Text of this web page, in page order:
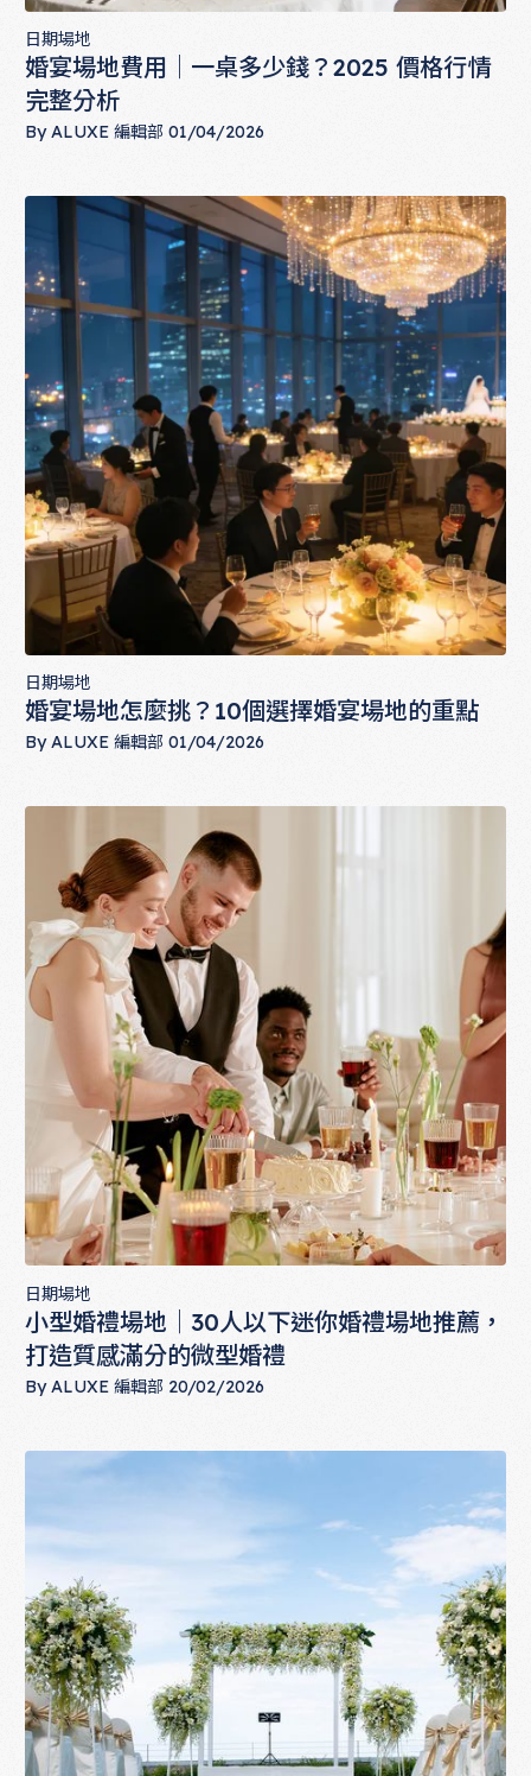
日期場地
婚宴場地費用｜一桌多少錢？2025 價格行情
完整分析
ByALUXE 編輯部01/04/2026
日期場地
婚宴場地怎麼挑？10個選擇婚宴場地的重點
ByALUXE 編輯部01/04/2026
日期場地
小型婚禮場地｜30人以下迷你婚禮場地推薦，
打造質感滿分的微型婚禮
ByALUXE 編輯部 20/02/2026